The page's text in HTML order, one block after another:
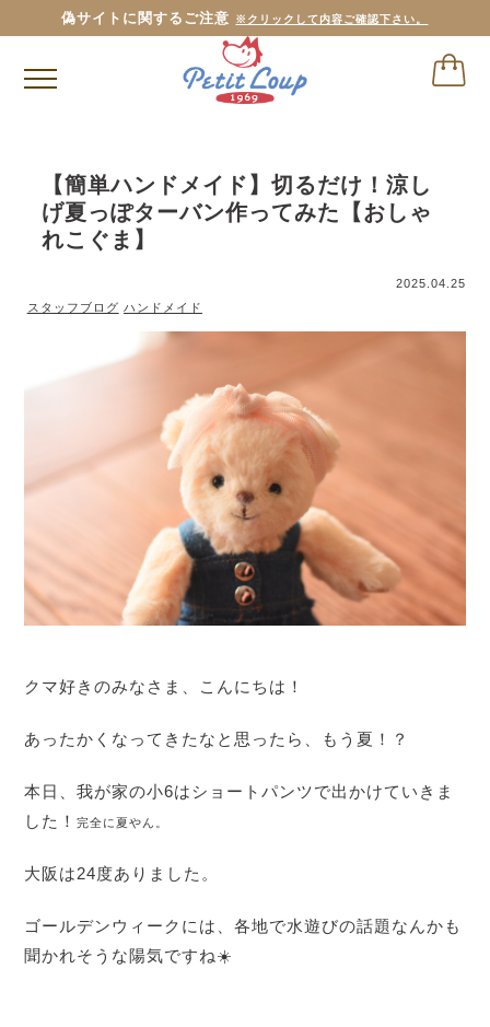
偽サイトに関するご注意 ※クリックして内容ご確認下さい。
【簡単ハンドメイド】切るだけ！涼し
げ夏っぽターバン作ってみた【おしゃ
れこぐま】
2025.04.25
スタッフブログ ハンドメイド
クマ好きのみなさま、こんにちは！
あったかくなってきたなと思ったら、もう夏！？
本日、我が家の小6はショートパンツで出かけていきま
した！完全に夏やん。
大阪は24度ありました。
ゴールデンウィークには、各地で水遊びの話題なんかも
聞かれそうな陽気ですね☀️